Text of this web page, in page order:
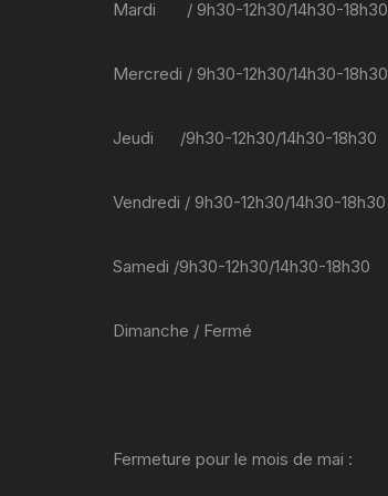
Mardi / 9h30-12h30/14h30-18h30
Mercredi / 9h30-12h30/14h30-18h30
Jeudi /9h30-12h30/14h30-18h30
Vendredi / 9h30-12h30/14h30-18h30
Samedi /9h30-12h30/14h30-18h30
Dimanche / Fermé
Fermeture pour le mois de mai :